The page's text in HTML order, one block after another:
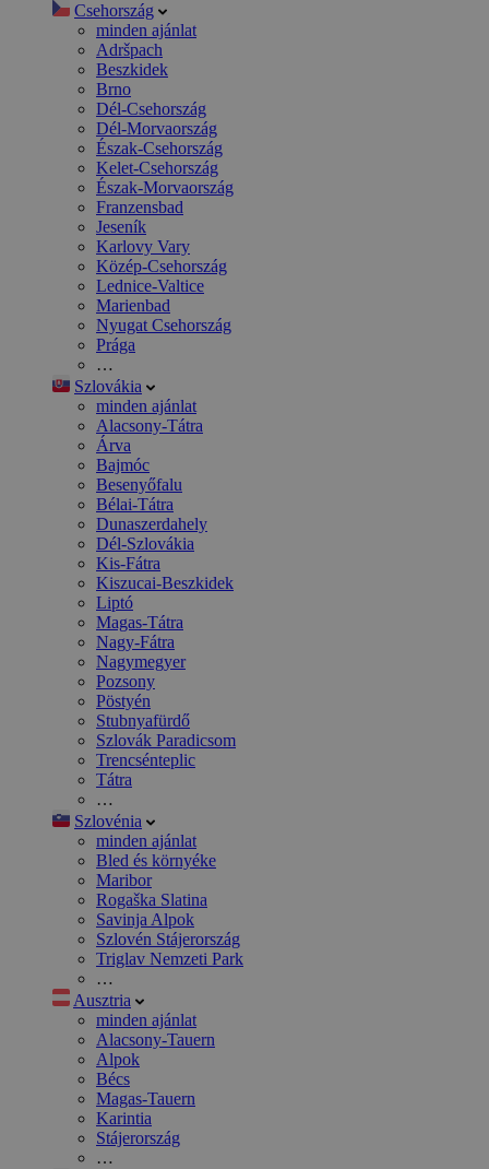
Csehország
minden ajánlat
Adršpach
Beszkidek
Brno
Dél-Csehország
Dél-Morvaország
Észak-Csehország
Kelet-Csehország
Észak-Morvaország
Franzensbad
Jeseník
Karlovy Vary
Közép-Csehország
Lednice-Valtice
Marienbad
Nyugat Csehország
Prága
…
Szlovákia
minden ajánlat
Alacsony-Tátra
Árva
Bajmóc
Besenyőfalu
Bélai-Tátra
Dunaszerdahely
Dél-Szlovákia
Kis-Fátra
Kiszucai-Beszkidek
Liptó
Magas-Tátra
Nagy-Fátra
Nagymegyer
Pozsony
Pöstyén
Stubnyafürdő
Szlovák Paradicsom
Trencsénteplic
Tátra
…
Szlovénia
minden ajánlat
Bled és környéke
Maribor
Rogaška Slatina
Savinja Alpok
Szlovén Stájerország
Triglav Nemzeti Park
…
Ausztria
minden ajánlat
Alacsony-Tauern
Alpok
Bécs
Magas-Tauern
Karintia
Stájerország
…